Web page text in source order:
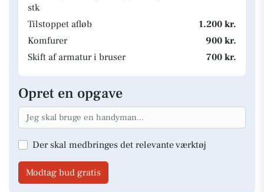
stk
Tilstoppet afløb
1.200 kr.
Komfurer
900 kr.
Skift af armatur i bruser
700 kr.
Opret en opgave
Der skal medbringes det relevante værktøj
Modtag bud gratis